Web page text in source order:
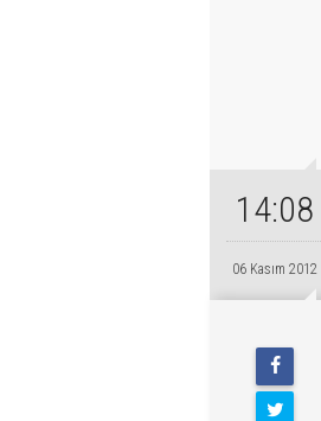
14:08
06 Kasım 2012